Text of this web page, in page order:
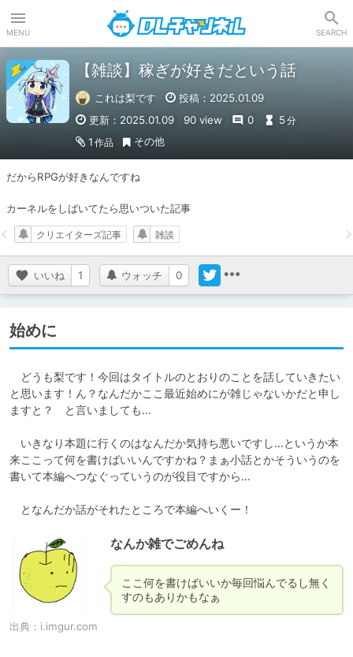
MENU SEARCH
【雑談】稼ぎが好きだという話
これは梨です
投稿：2025.01.09
更新：2025.01.09
90 view 0 5分
1 作品 その他
だからRPGが好きなんですね
カーネルをしばいてたら思いついた記事
いいね 1 ウォッチ 0
クリエイターズ記事 雑談
始めに
どうも梨です！今回はタイトルのとおりのことを話していきたい
と思います！ん？なんだかここ最近始めにが雑じゃないかだと申し
ますと？　と言いましても…
いきなり本題に行くのはなんだか気持ち悪いですし…というか本
来ここって何を書けばいいんですかね？まぁ小話とかそういうのを
書いて本編へつなぐっていうのが役目ですから…
となんだか話がそれたところで本編へいくー！
出典： i.imgur.com
なんか雑でごめんね
ここ何を書けばいいか毎回悩んでるし無く
すのもありかもなぁ